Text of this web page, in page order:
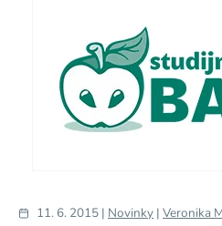
11. 6. 2015 | Novinky | Veronika